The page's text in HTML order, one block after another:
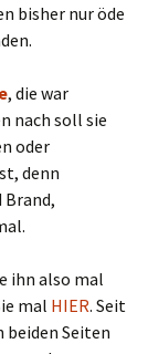
bisher nur öde
, die war
nach soll sie
oder
denn
Brand,
ihn also mal
mal HIER. Seit
beiden Seiten